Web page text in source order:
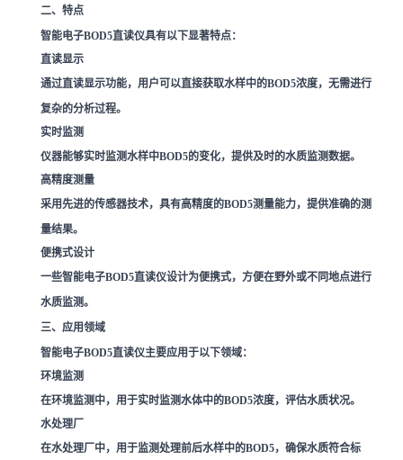
二、特点
智能电子BOD5直读仪具有以下显著特点：
直读显示
通过直读显示功能，用户可以直接获取水样中的BOD5浓度，无需进行
复杂的分析过程。
实时监测
仪器能够实时监测水样中BOD5的变化，提供及时的水质监测数据。
高精度测量
采用先进的传感器技术，具有高精度的BOD5测量能力，提供准确的测
量结果。
便携式设计
一些智能电子BOD5直读仪设计为便携式，方便在野外或不同地点进行
水质监测。
三、应用领域
智能电子BOD5直读仪主要应用于以下领域：
环境监测
在环境监测中，用于实时监测水体中的BOD5浓度，评估水质状况。
水处理厂
在水处理厂中，用于监测处理前后水样中的BOD5，确保水质符合标